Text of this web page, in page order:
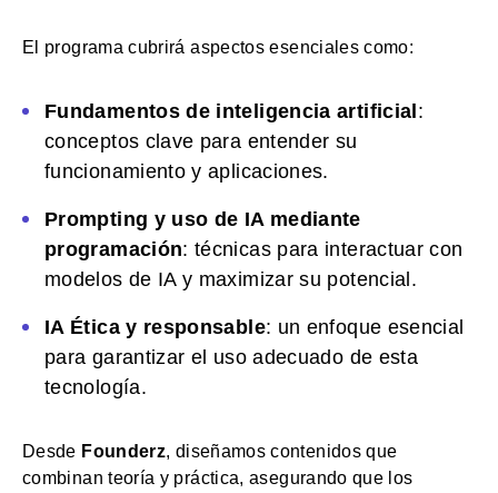
El programa cubrirá aspectos esenciales como:
Fundamentos de inteligencia artificial:
conceptos clave para entender su
funcionamiento y aplicaciones.
Prompting y uso de IA mediante
programación: técnicas para interactuar con
modelos de IA y maximizar su potencial.
IA Ética y responsable: un enfoque esencial
para garantizar el uso adecuado de esta
tecnología.
Desde Founderz, diseñamos contenidos que
combinan teoría y práctica, asegurando que los